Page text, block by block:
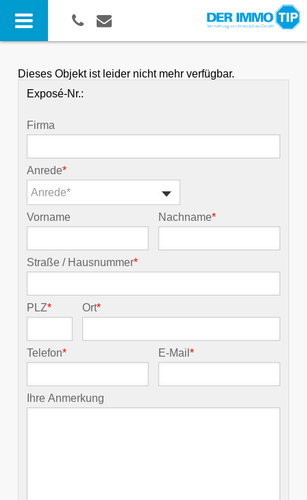
Dieses Objekt ist leider nicht mehr verfügbar.
Exposé-Nr.:
Firma
Anrede*
Anrede*
Vorname Nachname*
Straße / Hausnummer*
PLZ* Ort*
Telefon* E-Mail*
Ihre Anmerkung